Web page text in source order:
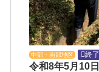
中部・南部地区 終了
令和8年5月10